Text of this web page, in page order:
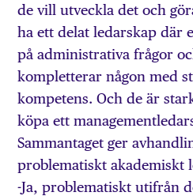
de vill utveckla det och
ha ett delat ledarskap där
på administrativa frågor
kompletterar någon med
kompetens. Och de är
köpa ett
Sammantaget ger
problematiskt akademiskt
-Ja, problematiskt utifrån